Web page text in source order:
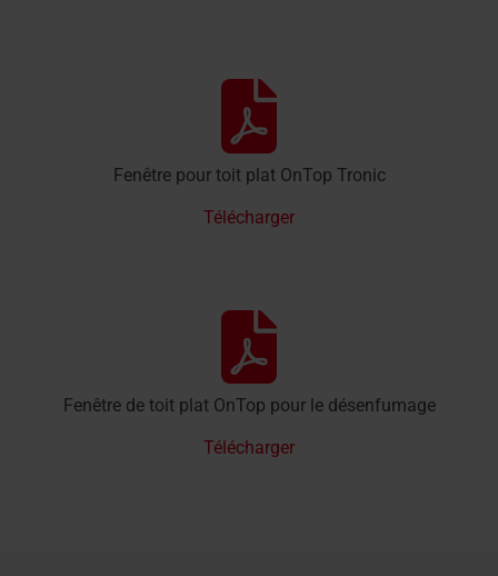
Fenêtre pour toit plat OnTop Tronic
Télécharger
Fenêtre de toit plat OnTop pour le désenfumage
Télécharger